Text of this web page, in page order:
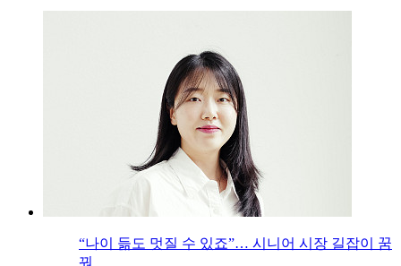
“나이 듦도 멋질 수 있죠”… 시니어 시장 길잡이 꿈
꿔